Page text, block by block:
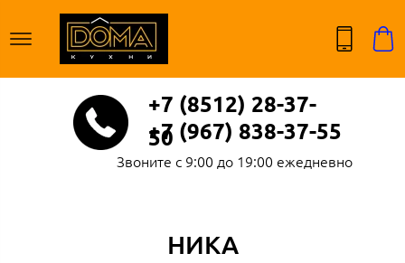
+7 (8512) 28-37-
50
Звоните с 9:00 до 19:00 ежедневно
+7 (967) 838-37-55
НИКА